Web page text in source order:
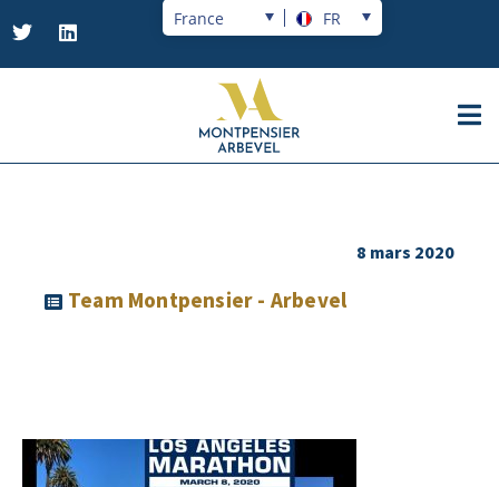
France FR
8 mars 2020
Team Montpensier - Arbevel